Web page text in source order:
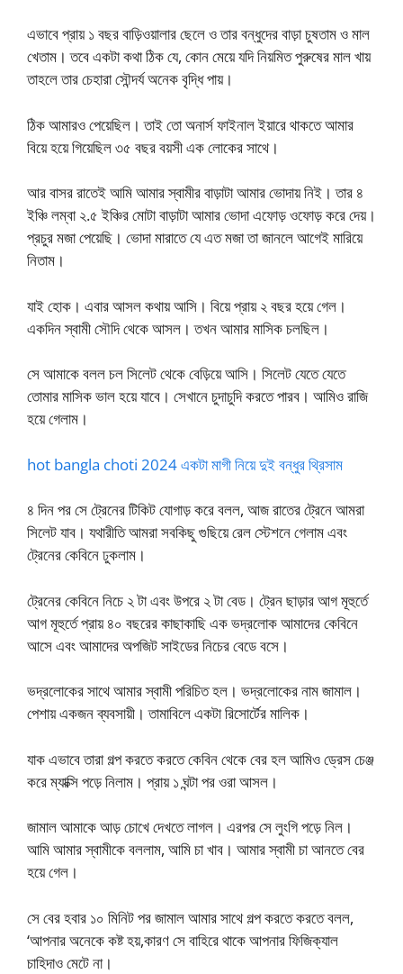
এভাবে প্রায় ১ বছর বাড়িওয়ালার ছেলে ও তার বন্ধুদের বাড়া চুষতাম ও মাল
খেতাম। তবে একটা কথা ঠিক যে, কোন মেয়ে যদি নিয়মিত পুরুষের মাল খায়
তাহলে তার চেহারা সৌন্দর্য অনেক বৃদ্ধি পায়।
ঠিক আমারও পেয়েছিল। তাই তো অনার্স ফাইনাল ইয়ারে থাকতে আমার
বিয়ে হয়ে গিয়েছিল ৩৫ বছর বয়সী এক লোকের সাথে।
আর বাসর রাতেই আমি আমার স্বামীর বাড়াটা আমার ভোদায় নিই। তার ৪
ইঞ্চি লম্বা ২.৫ ইঞ্চির মোটা বাড়াটা আমার ভোদা এফোড় ওফোড় করে দেয়।
প্রচুর মজা পেয়েছি। ভোদা মারাতে যে এত মজা তা জানলে আগেই মারিয়ে
নিতাম।
যাই হোক। এবার আসল কথায় আসি। বিয়ে প্রায় ২ বছর হয়ে গেল।
একদিন স্বামী সৌদি থেকে আসল। তখন আমার মাসিক চলছিল।
সে আমাকে বলল চল সিলেট থেকে বেড়িয়ে আসি। সিলেট যেতে যেতে
তোমার মাসিক ভাল হয়ে যাবে। সেখানে চুদাচুদি করতে পারব। আমিও রাজি
হয়ে গেলাম।
hot bangla choti 2024 একটা মাগী নিয়ে দুই বন্ধুর থ্রিসাম
৪ দিন পর সে ট্রেনের টিকিট যোগাড় করে বলল, আজ রাতের ট্রেনে আমরা
সিলেট যাব। যথারীতি আমরা সবকিছু গুছিয়ে রেল স্টেশনে গেলাম এবং
ট্রেনের কেবিনে ঢুকলাম।
ট্রেনের কেবিনে নিচে ২ টা এবং উপরে ২ টা বেড। ট্রেন ছাড়ার আগ মূহুর্তে
আগ মূহুর্তে প্রায় ৪০ বছরের কাছাকাছি এক ভদ্রলোক আমাদের কেবিনে
আসে এবং আমাদের অপজিট সাইডের নিচের বেডে বসে।
ভদ্রলোকের সাথে আমার স্বামী পরিচিত হল। ভদ্রলোকের নাম জামাল।
পেশায় একজন ব্যবসায়ী। তামাবিলে একটা রিসোর্টের মালিক।
যাক এভাবে তারা গল্প করতে করতে কেবিন থেকে বের হল আমিও ড্রেস চেঞ্জ
করে ম্যাক্সি পড়ে নিলাম। প্রায় ১ ঘন্টা পর ওরা আসল।
জামাল আমাকে আড় চোখে দেখতে লাগল। এরপর সে লুংগি পড়ে নিল।
আমি আমার স্বামীকে বললাম, আমি চা খাব। আমার স্বামী চা আনতে বের
হয়ে গেল।
সে বের হবার ১০ মিনিট পর জামাল আমার সাথে গল্প করতে করতে বলল,
‘আপনার অনেকে কষ্ট হয়,কারণ সে বাহিরে থাকে আপনার ফিজিক্যাল
চাহিদাও মেটে না।